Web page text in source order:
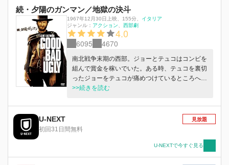
ュバックとパンフォーカス撮影を駆使したレオー
ネのスタイリッシュな演出も絶好調の第２弾。
続・夕陽のガンマン／地獄の決斗
1967年12月30日上映 155分
イタリア
ジャンル： アクション 西部劇
4.0
6095 4670
南北戦争末期の西部。ジョーとテュコはコンビを
組んで賞金を稼いでいた。ある時、テュコを裏切
ったジョーをテュコが痛めつけているところへ、
南軍の兵士たちの死体を乗せた馬車が通り掛か
に水を要求する。
>>続きを読む
U-NEXT
初回31日間無料
見放題
U-NEXTで今すぐ見る